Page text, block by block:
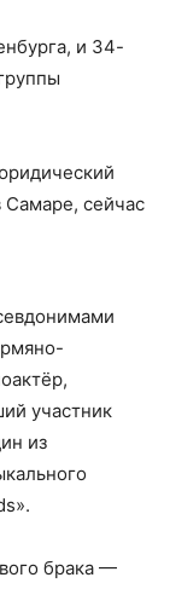
и 34-
Самаре, сейчас
участник
из
брака —